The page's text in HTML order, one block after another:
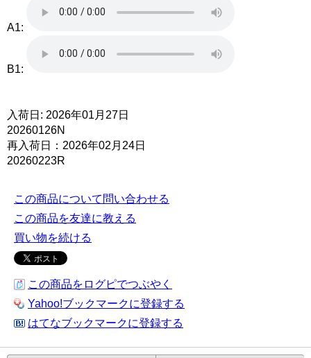
A1:
B1:
入荷日: 2026年01月27日
20260126N
再入荷日：2026年02月24日
20260223R
この商品について問い合わせる
この商品を友達に教える
買い物を続ける
この商品をログピでつぶやく
Yahoo!ブックマークに登録する
はてなブックマークに登録する